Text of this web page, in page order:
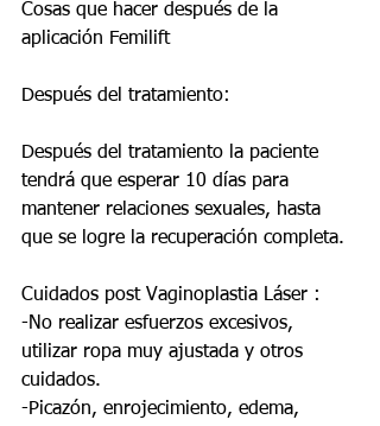
Cosas que hacer después de la
aplicación Femilift
Después del tratamiento:
Después del tratamiento la paciente
tendrá que esperar 10 días para
mantener relaciones sexuales, hasta
que se logre la recuperación completa.
Cuidados post Vaginoplastia Láser :
-No realizar esfuerzos excesivos,
utilizar ropa muy ajustada y otros
cuidados.
-Picazón, enrojecimiento, edema,